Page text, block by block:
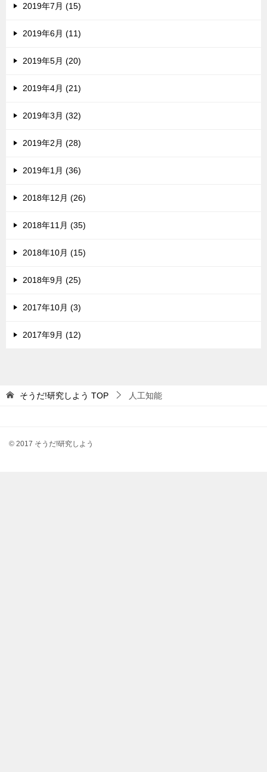
2019年7月 (15)
2019年6月 (11)
2019年5月 (20)
2019年4月 (21)
2019年3月 (32)
2019年2月 (28)
2019年1月 (36)
2018年12月 (26)
2018年11月 (35)
2018年10月 (15)
2018年9月 (25)
2017年10月 (3)
2017年9月 (12)
そうだ!研究しよう TOP 人工知能
© 2017 そうだ!研究しよう